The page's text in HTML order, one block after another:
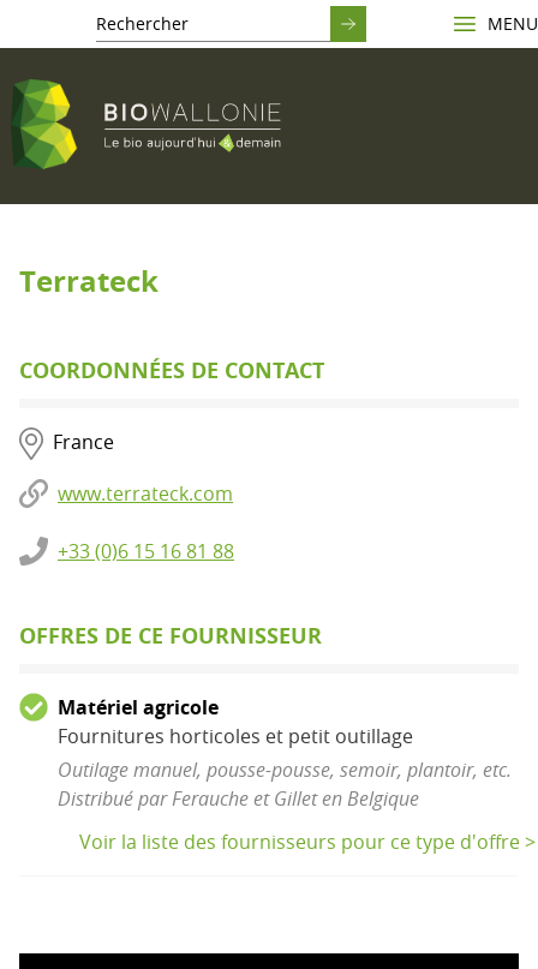
MENU
Terrateck
COORDONNÉES DE CONTACT
France
www.terrateck.com
+33 (0)6 15 16 81 88
OFFRES DE CE FOURNISSEUR
Matériel agricole
Fournitures horticoles et petit outillage
Outilage manuel, pousse-pousse, semoir, plantoir, etc.
Distribué par Ferauche et Gillet en Belgique
Voir la liste des fournisseurs pour ce type d'offre >